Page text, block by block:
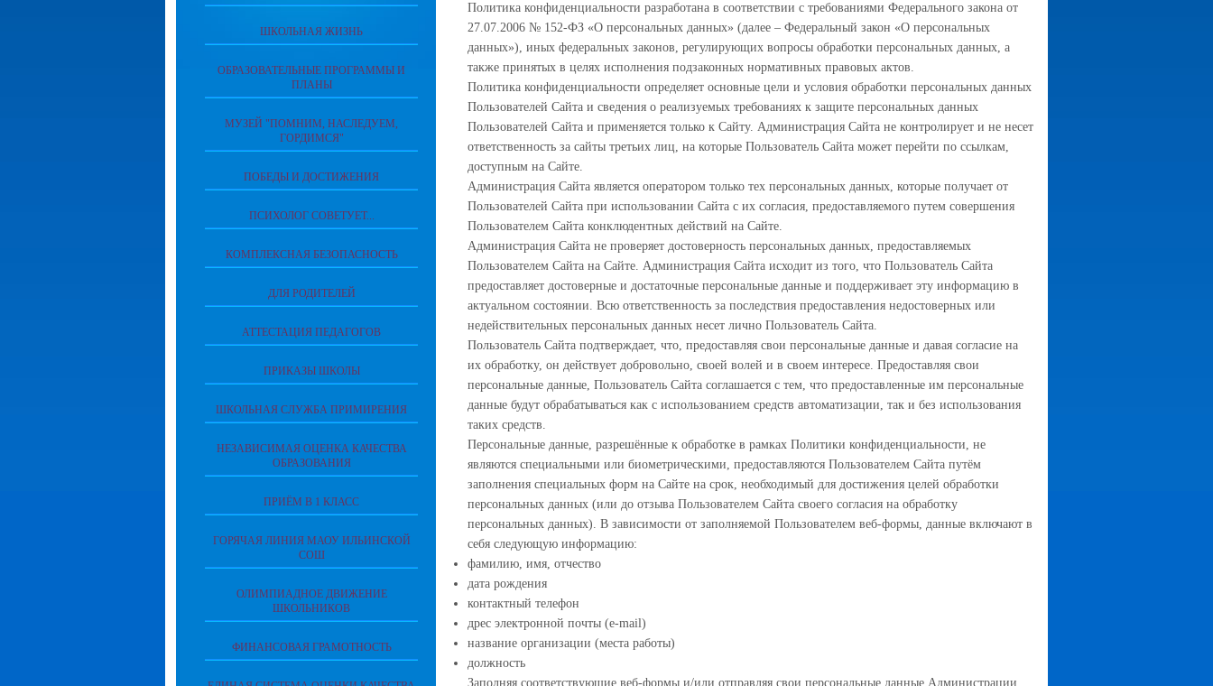
Политика конфиденциальности разработана в соответствии с требованиями Федерального закона от
27.07.2006 № 152-ФЗ «О персональных данных» (далее – Федеральный закон «О персональных
данных»), иных федеральных законов, регулирующих вопросы обработки персональных данных, а
также принятых в целях исполнения подзаконных нормативных правовых актов.
Политика конфиденциальности определяет основные цели и условия обработки персональных данных
Пользователей Сайта и сведения о реализуемых требованиях к защите персональных данных
Пользователей Сайта и применяется только к Сайту. Администрация Сайта не контролирует и не несет
ответственность за сайты третьих лиц, на которые Пользователь Сайта может перейти по ссылкам,
доступным на Сайте.
Администрация Сайта является оператором только тех персональных данных, которые получает от
Пользователей Сайта при использовании Сайта с их согласия, предоставляемого путем совершения
Пользователем Сайта конклюдентных действий на Сайте.
Администрация Сайта не проверяет достоверность персональных данных, предоставляемых
Пользователем Сайта на Сайте. Администрация Сайта исходит из того, что Пользователь Сайта
предоставляет достоверные и достаточные персональные данные и поддерживает эту информацию в
актуальном состоянии. Всю ответственность за последствия предоставления недостоверных или
недействительных персональных данных несет лично Пользователь Сайта.
Пользователь Сайта подтверждает, что, предоставляя свои персональные данные и давая согласие на
их обработку, он действует добровольно, своей волей и в своем интересе. Предоставляя свои
персональные данные, Пользователь Сайта соглашается с тем, что предоставленные им персональные
данные будут обрабатываться как с использованием средств автоматизации, так и без использования
таких средств.
Персональные данные, разрешённые к обработке в рамках Политики конфиденциальности, не
являются специальными или биометрическими, предоставляются Пользователем Сайта путём
заполнения специальных форм на Сайте на срок, необходимый для достижения целей обработки
персональных данных (или до отзыва Пользователем Сайта своего согласия на обработку
персональных данных). В зависимости от заполняемой Пользователем веб-формы, данные включают в
себя следующую информацию:
фамилию, имя, отчество
дата рождения
контактный телефон
дрес электронной почты (e-mail)
название организации (места работы)
должность
Заполняя соответствующие веб-формы и/или отправляя свои персональные данные Администрации
ШКОЛЬНАЯ ЖИЗНЬ
ОБРАЗОВАТЕЛЬНЫЕ ПРОГРАММЫ И
ПЛАНЫ
МУЗЕЙ "ПОМНИМ, НАСЛЕДУЕМ,
ГОРДИМСЯ"
ПОБЕДЫ И ДОСТИЖЕНИЯ
ПСИХОЛОГ СОВЕТУЕТ...
КОМПЛЕКСНАЯ БЕЗОПАСНОСТЬ
ДЛЯ РОДИТЕЛЕЙ
АТТЕСТАЦИЯ ПЕДАГОГОВ
ПРИКАЗЫ ШКОЛЫ
ШКОЛЬНАЯ СЛУЖБА ПРИМИРЕНИЯ
НЕЗАВИСИМАЯ ОЦЕНКА КАЧЕСТВА
ОБРАЗОВАНИЯ
ПРИЁМ В 1 КЛАСС
ГОРЯЧАЯ ЛИНИЯ МАОУ ИЛЬИНСКОЙ
СОШ
ОЛИМПИАДНОЕ ДВИЖЕНИЕ
ШКОЛЬНИКОВ
ФИНАНСОВАЯ ГРАМОТНОСТЬ